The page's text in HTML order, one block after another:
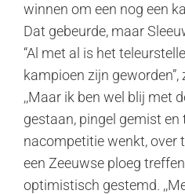
winnen om een nog een
Dat gebeurde, maar
“Al met al is het
kampioen zijn
,,Maar ik ben wel blij met
gestaan, pingel gemist en
nacompetitie wenkt, over
een Zeeuwse ploeg
optimistisch gestemd.